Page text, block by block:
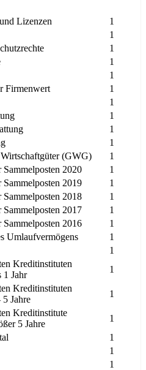
Lizenzen
1
1
1
1
1
Firmenwert
1
1
1
1
1
(GWG)
1
2020
1
2019
1
2018
1
2017
1
2016
1
Umlaufvermögens
1
1
Kreditinstituten
1 Jahr
1
Kreditinstituten
Jahre
1
Kreditinstitute
5 Jahre
1
1
1
1